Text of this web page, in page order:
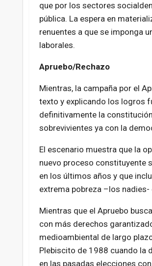
que por los sectores
pública. La espera en
renuentes a que se imponga
laborales.
Apruebo/Rechazo
Mientras, la campaña por el
texto y explicando los logros
definitivamente la
sobrevivientes ya con la
El escenario muestra que la
nuevo proceso constituyente
en los últimos años y que
extrema pobreza –los
Mientras que el Apruebo
con más derechos
medioambiental de largo
Plebiscito de 1988 cuando la
en las pasadas elecciones